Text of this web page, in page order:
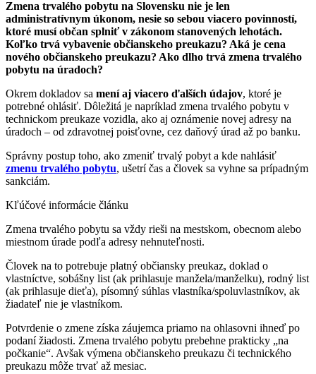
Zmena trvalého pobytu na Slovensku nie je len
administratívnym úkonom, nesie so sebou viacero povinností,
ktoré musí občan splniť v zákonom stanovených lehotách.
Koľko trvá vybavenie občianskeho preukazu? Aká je cena
nového občianskeho preukazu? Ako dlho trvá zmena trvalého
pobytu na úradoch?
Okrem dokladov sa mení aj viacero ďalších údajov, ktoré je
potrebné ohlásiť. Dôležitá je napríklad zmena trvalého pobytu v
technickom preukaze vozidla, ako aj oznámenie novej adresy na
úradoch – od zdravotnej poisťovne, cez daňový úrad až po banku.
Správny postup toho, ako zmeniť trvalý pobyt a kde nahlásiť
zmenu trvalého pobytu, ušetrí čas a človek sa vyhne sa prípadným
sankciám.
Kľúčové informácie článku
Zmena trvalého pobytu sa vždy rieši na mestskom, obecnom alebo
miestnom úrade podľa adresy nehnuteľnosti.
Človek na to potrebuje platný občiansky preukaz, doklad o
vlastníctve, sobášny list (ak prihlasuje manžela/manželku), rodný list
(ak prihlasuje dieťa), písomný súhlas vlastníka/spoluvlastníkov, ak
žiadateľ nie je vlastníkom.
Potvrdenie o zmene získa záujemca priamo na ohlasovni ihneď po
podaní žiadosti. Zmena trvalého pobytu prebehne prakticky „na
počkanie“. Avšak výmena občianskeho preukazu či technického
preukazu môže trvať až mesiac.